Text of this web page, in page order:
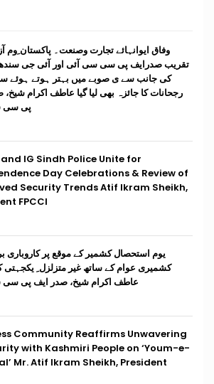
وفاق ایوانہائے تجارت وصنعت۔ پاکستان ِوم
تقریب صدرایف پی سی سی آئی اور آئی جی
کی جانب سے ی صوبے میں بہتر ہوتے ہوئے
رجحانات کا جائزہ بھی لیا گیا عاطف اکرام
پی سی
and IG Sindh Police Unite for
Day Celebrations & Review of
Security Trends Atif Ikram Sheikh,
FPCCI
یوم استحصال کشمیر کے موقع پر کاروباری
کشمیری عوام کے ساتھ غیر متزلزل ِ یکجہتی
عاطف اکرام شیخ، صدر ایف پی
Community Reaffirms Unwavering
with Kashmiri People on ‘Youm-e-
Mr. Atif Ikram Sheikh, President